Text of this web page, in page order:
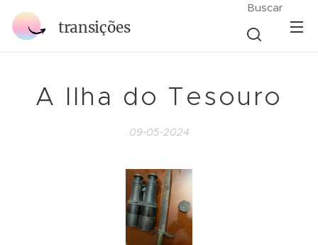
transições
Buscar
A Ilha do Tesouro
09-05-2024